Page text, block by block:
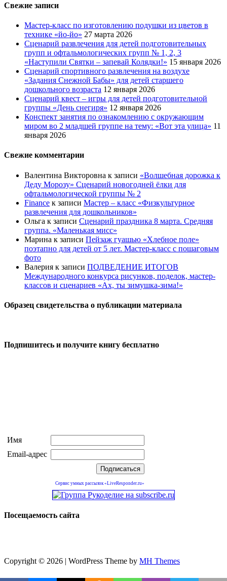
Свежие записи
Мастер-класс по изготовлению подушки из цветов в
технике «йо-йо» 27 марта 2026
Сценарий развлечения для детей подготовительных
групп и офтальмологических групп № 1, 2, 3
«Наступили Святки – запевай Колядки!» 15 января 2026
Сценарий спортивного развлечения на воздухе
«Задания Снежной Бабы» для детей старшего
дошкольного возраста 12 января 2026
Сценарий квест – игры для детей подготовительной
группы «День снегиря» 12 января 2026
Конспект занятия по ознакомлению с окружающим
миром во 2 младшей группе на тему: «Вот эта улица» 11
января 2026
Свежие комментарии
Валентина Викторовна к записи «Волшебная дорожка к
Деду Морозу» Сценарий новогодней ёлки для
офтальмологической группы № 2
Finance к записи Мастер – класс «Физкультурное
развлечения для дошкольников»
Ольга к записи Сценарий праздника 8 марта. Средняя
группа. «Маленькая мисс»
Марина к записи Пейзаж гуашью «Хлебное поле»
поэтапно для детей от 5 лет. Мастер-класс с пошаговым
фото
Валерия к записи ПОДВЕДЕНИЕ ИТОГОВ
Международного конкурса рисунков, поделок, мастер-
классов и сценариев «Ах, ты зимушка-зима!»
Образец свидетельства о публикации материала
Подпишитесь и получите книгу бесплатно
Имя
Email-адрес
Сервис умных рассылок «LiveResponder.ru»
Посещаемость сайта
Copyright © 2026 | WordPress Theme by MH Themes